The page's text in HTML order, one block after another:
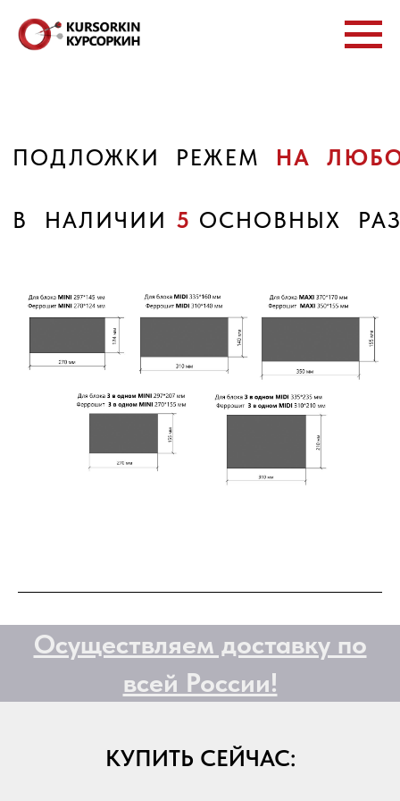
В НАЛИЧИИ 5ОСНОВНЫХ РАЗМЕРОВ
Осуществляем доставку по
всей России!
КУПИТЬ СЕЙЧАС: